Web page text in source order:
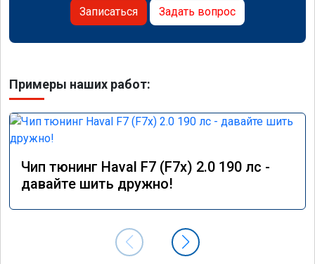
Записаться Задать вопрос
Примеры наших работ:
Чип тюнинг Haval F7 (F7x) 2.0 190 лс -
давайте шить дружно!